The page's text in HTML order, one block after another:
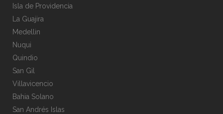
Isla de Providencia
La Guajira
Medellin
Nuqui
Quindio
San Gil
Villavicencio
Bahia Solano
San Andrés Islas